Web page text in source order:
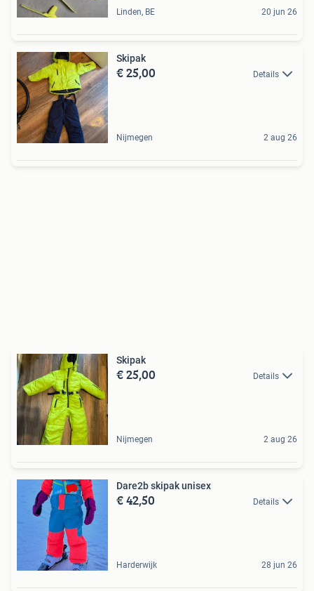
Linden, BE 20 jun 26
Skipak
€ 25,00 Details
Nijmegen 2 aug 26
Skipak
€ 25,00 Details
Nijmegen 2 aug 26
Dare2b skipak unisex
€ 42,50 Details
Harderwijk 28 jun 26